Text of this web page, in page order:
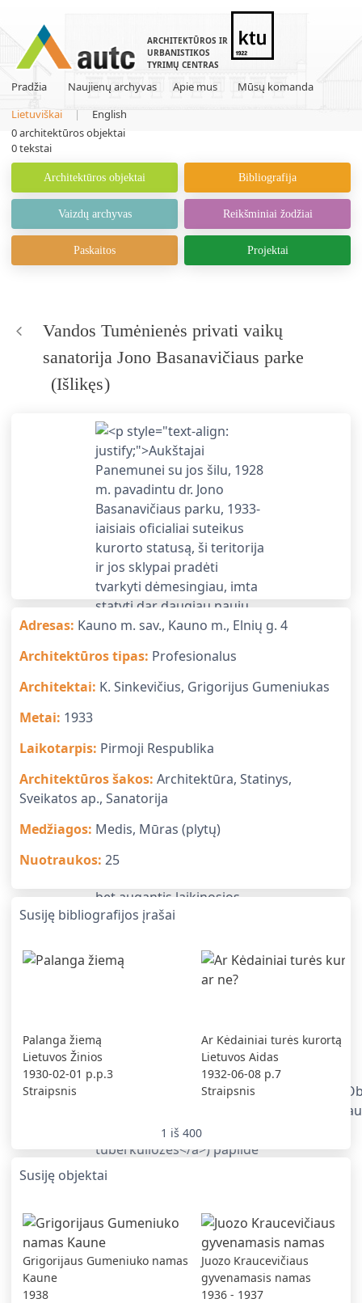
ARCHITEKTŪROS IR
URBANISTIKOS
TYRIMŲ CENTRAS
Pradžia Naujienų archyvas Apie mus
Mūsų komanda
Lietuviškai
|
English
0architektūros objektai
0tekstai
Architektūros objektai Bibliografija
Vaizdų archyvas Reikšminiai žodžiai
Paskaitos Projektai
Vandos Tumėnienės privati vaikų
sanatorija Jono Basanavičiaus parke
(Išlikęs)
Adresas: Kauno m. sav., Kauno m., Elnių g. 4
Architektūros tipas: Profesionalus
Architektai: K. Sinkevičius, Grigorijus Gumeniukas
Metai: 1933
Laikotarpis: Pirmoji Respublika
Architektūros šakos: Architektūra, Statinys,
Sveikatos ap., Sanatorija
Medžiagos: Medis, Mūras (plytų)
Nuotraukos: 25
Susiję bibliografijos įrašai
Palanga žiemą
Lietuvos Žinios
1930-02-01 p.p.3
Straipsnis
Ar Kėdainiai turės kurortą ar
Lietuvos Aidas
1932-06-08 p.7
Straipsnis
1 iš 400
Susiję objektai
Grigorijaus Gumeniuko namas
Kaune
1938
Juozo Kraucevičiaus
gyvenamasis namas
1936 - 1937